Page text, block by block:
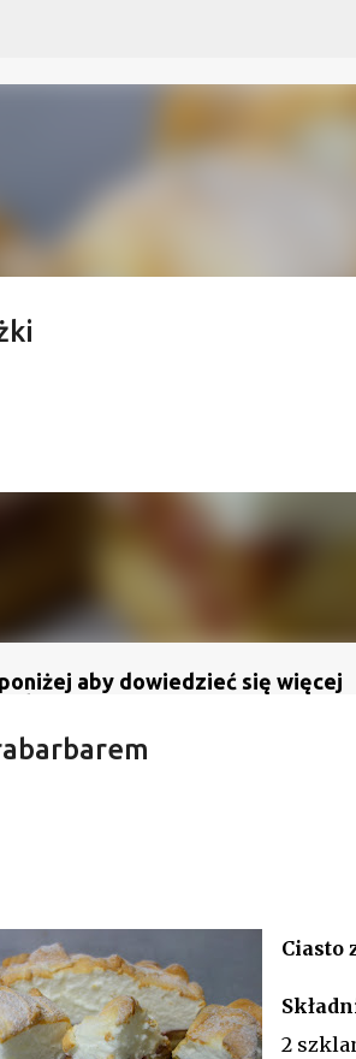
aby dowiedzieć się więcej
Ciasto
2